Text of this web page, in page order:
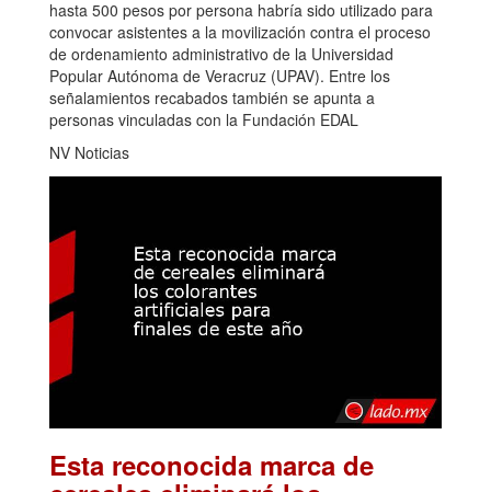
hasta 500 pesos por persona habría sido utilizado para
convocar asistentes a la movilización contra el proceso
de ordenamiento administrativo de la Universidad
Popular Autónoma de Veracruz (UPAV). Entre los
señalamientos recabados también se apunta a
personas vinculadas con la Fundación EDAL
NV Noticias
Esta reconocida marca de